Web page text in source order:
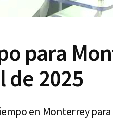
para
de 2025
en Monterrey